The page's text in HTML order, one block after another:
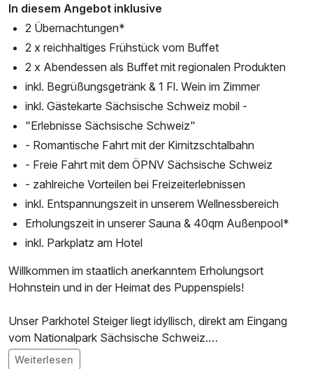
In diesem Angebot inklusive
2 Übernachtungen*
2 x reichhaltiges Frühstück vom Buffet
2 x Abendessen als Buffet mit regionalen Produkten
inkl. Begrüßungsgetränk & 1 Fl. Wein im Zimmer
inkl. Gästekarte Sächsische Schweiz mobil -
"Erlebnisse Sächsische Schweiz"
- Romantische Fahrt mit der Kirnitzschtalbahn
- Freie Fahrt mit dem ÖPNV Sächsische Schweiz
- zahlreiche Vorteilen bei Freizeiterlebnissen
inkl. Entspannungszeit in unserem Wellnessbereich
Erholungszeit in unserer Sauna & 40qm Außenpool*
inkl. Parkplatz am Hotel
Willkommen im staatlich anerkanntem Erholungsort
Hohnstein und in der Heimat des Puppenspiels!
Unser Parkhotel Steiger liegt idyllisch, direkt am Eingang
vom Nationalpark Sächsische Schweiz.
Weiterlesen